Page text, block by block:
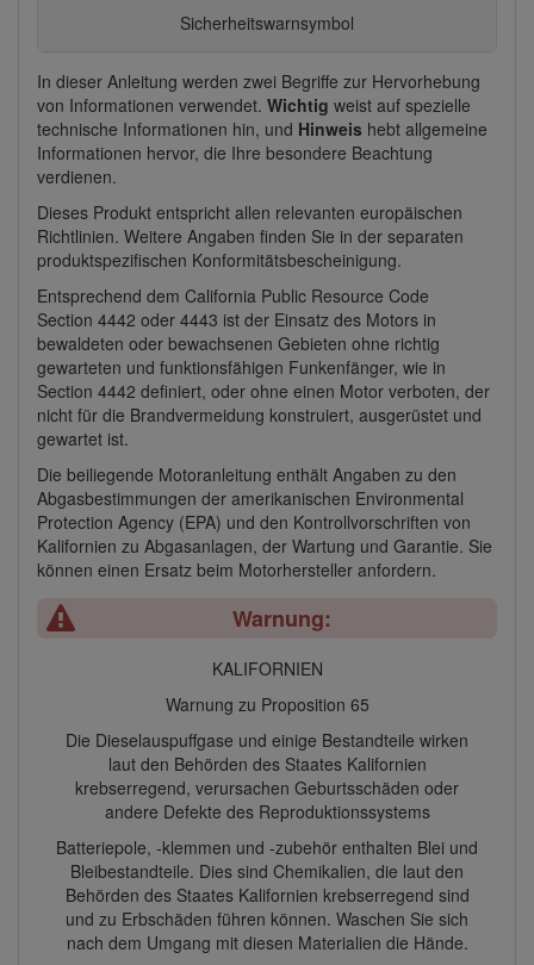
Sicherheitswarnsymbol
In dieser Anleitung werden zwei Begriffe zur Hervorhebung
von Informationen verwendet. Wichtig weist auf spezielle
technische Informationen hin, und Hinweis hebt allgemeine
Informationen hervor, die Ihre besondere Beachtung
verdienen.
Dieses Produkt entspricht allen relevanten europäischen
Richtlinien. Weitere Angaben finden Sie in der separaten
produktspezifischen Konformitätsbescheinigung.
Entsprechend dem California Public Resource Code
Section 4442 oder 4443 ist der Einsatz des Motors in
bewaldeten oder bewachsenen Gebieten ohne richtig
gewarteten und funktionsfähigen Funkenfänger, wie in
Section 4442 definiert, oder ohne einen Motor verboten, der
nicht für die Brandvermeidung konstruiert, ausgerüstet und
gewartet ist.
Die beiliegende Motoranleitung enthält Angaben zu den
Abgasbestimmungen der amerikanischen Environmental
Protection Agency (EPA) und den Kontrollvorschriften von
Kalifornien zu Abgasanlagen, der Wartung und Garantie. Sie
können einen Ersatz beim Motorhersteller anfordern.
Warnung:
KALIFORNIEN
Warnung zu Proposition 65
Die Dieselauspuffgase und einige Bestandteile wirken
laut den Behörden des Staates Kalifornien
krebserregend, verursachen Geburtsschäden oder
andere Defekte des Reproduktionssystems
Batteriepole, -klemmen und -zubehör enthalten Blei und
Bleibestandteile. Dies sind Chemikalien, die laut den
Behörden des Staates Kalifornien krebserregend sind
und zu Erbschäden führen können. Waschen Sie sich
nach dem Umgang mit diesen Materialien die Hände.